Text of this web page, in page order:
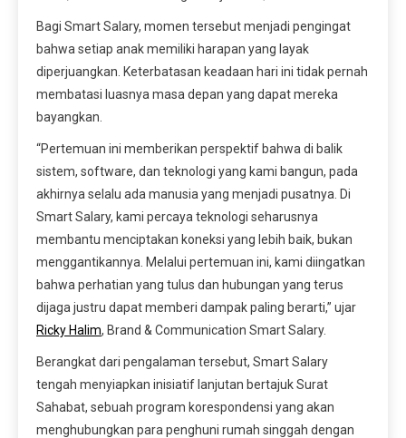
Bagi Smart Salary, momen tersebut menjadi pengingat
bahwa setiap anak memiliki harapan yang layak
diperjuangkan. Keterbatasan keadaan hari ini tidak pernah
membatasi luasnya masa depan yang dapat mereka
bayangkan.
“Pertemuan ini memberikan perspektif bahwa di balik
sistem, software, dan teknologi yang kami bangun, pada
akhirnya selalu ada manusia yang menjadi pusatnya. Di
Smart Salary, kami percaya teknologi seharusnya
membantu menciptakan koneksi yang lebih baik, bukan
menggantikannya. Melalui pertemuan ini, kami diingatkan
bahwa perhatian yang tulus dan hubungan yang terus
dijaga justru dapat memberi dampak paling berarti,” ujar
Ricky Halim, Brand & Communication Smart Salary.
Berangkat dari pengalaman tersebut, Smart Salary
tengah menyiapkan inisiatif lanjutan bertajuk Surat
Sahabat, sebuah program korespondensi yang akan
menghubungkan para penghuni rumah singgah dengan